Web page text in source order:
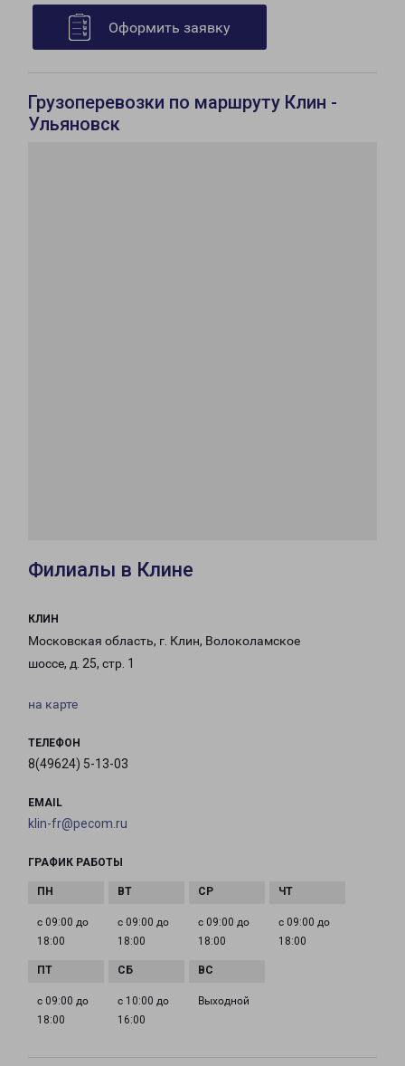
Оформить заявку
Грузоперевозки по маршруту Клин -
Ульяновск
Филиалы в Клине
КЛИН
Московская область, г. Клин, Волоколамское
шоссе, д. 25, стр. 1
на карте
ТЕЛЕФОН
8(49624) 5-13-03
EMAIL
klin-fr@pecom.ru
ГРАФИК РАБОТЫ
с 09:00 до
18:00
с 09:00 до
18:00
с 09:00 до
18:00
с 09:00 до
18:00
с 09:00 до
18:00
с 10:00 до
16:00
Выходной